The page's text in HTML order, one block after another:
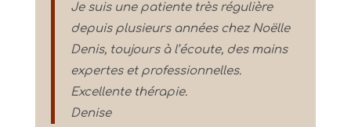
Je suis une patiente très régulière
depuis plusieurs années chez Noëlle
Denis, toujours à l’écoute, des mains
expertes et professionnelles.
Excellente thérapie.
Denise